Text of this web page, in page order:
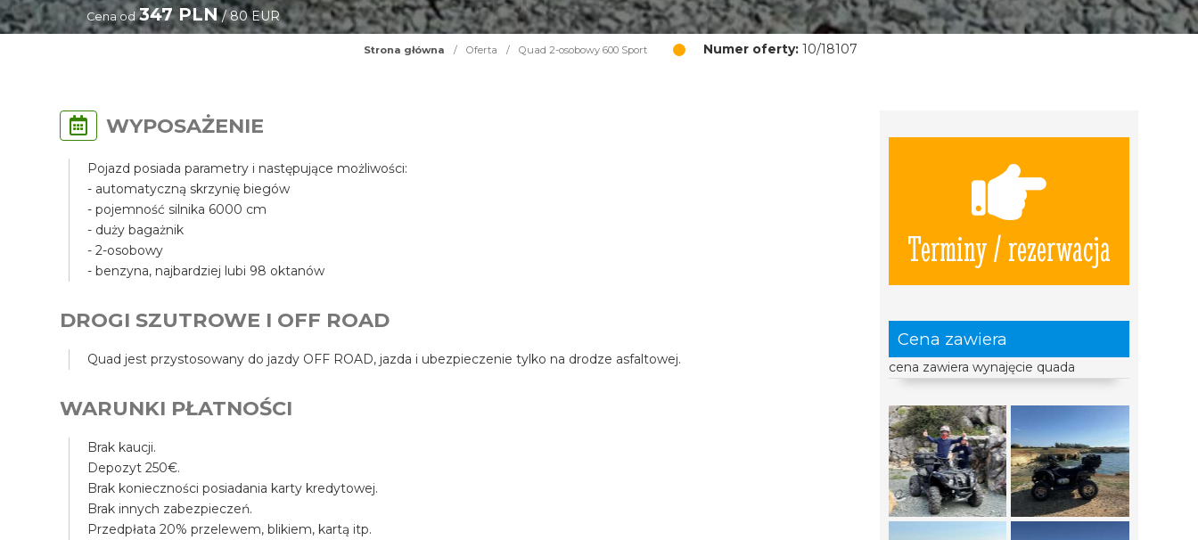
Cena od 347 PLN/ 80 EUR
Strona główna / Oferta / Quad 2-osobowy 600 Sport Numer oferty:10/18107
Terminy / rezerwacja
Cena zawiera
cena zawiera wynajęcie quada
WYPOSAŻENIE
Pojazd posiada parametry i następujące możliwości:
- automatyczną skrzynię biegów
- pojemność silnika 6000 cm
- duży bagażnik
- 2-osobowy
- benzyna, najbardziej lubi 98 oktanów
DROGI SZUTROWE I OFF ROAD
Quad jest przystosowany do jazdy OFF ROAD, jazda i ubezpieczenie tylko na drodze asfaltowej.
WARUNKI PŁATNOŚCI
Brak kaucji.
Depozyt 250€.
Brak konieczności posiadania karty kredytowej.
Brak innych zabezpieczeń.
Przedpłata 20% przelewem, blikiem, kartą itp.